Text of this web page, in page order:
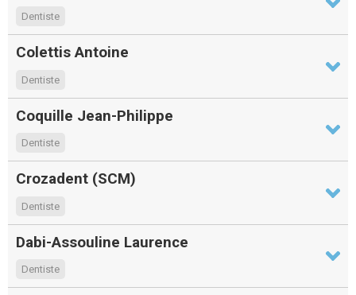
Dentiste
Colettis Antoine
Dentiste
Coquille Jean-Philippe
Dentiste
Crozadent (SCM)
Dentiste
Dabi-Assouline Laurence
Dentiste